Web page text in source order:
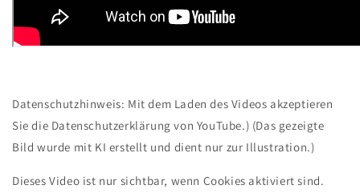
Datenschutzhinweis: Mit dem Laden des Videos akzeptieren
Sie die Datenschutzerklärung von YouTube.) (Das gezeigte
Bild wurde mit KI erstellt und dient nur zur Illustration.)
Dieses Video ist nur sichtbar, wenn Cookies aktiviert sind.